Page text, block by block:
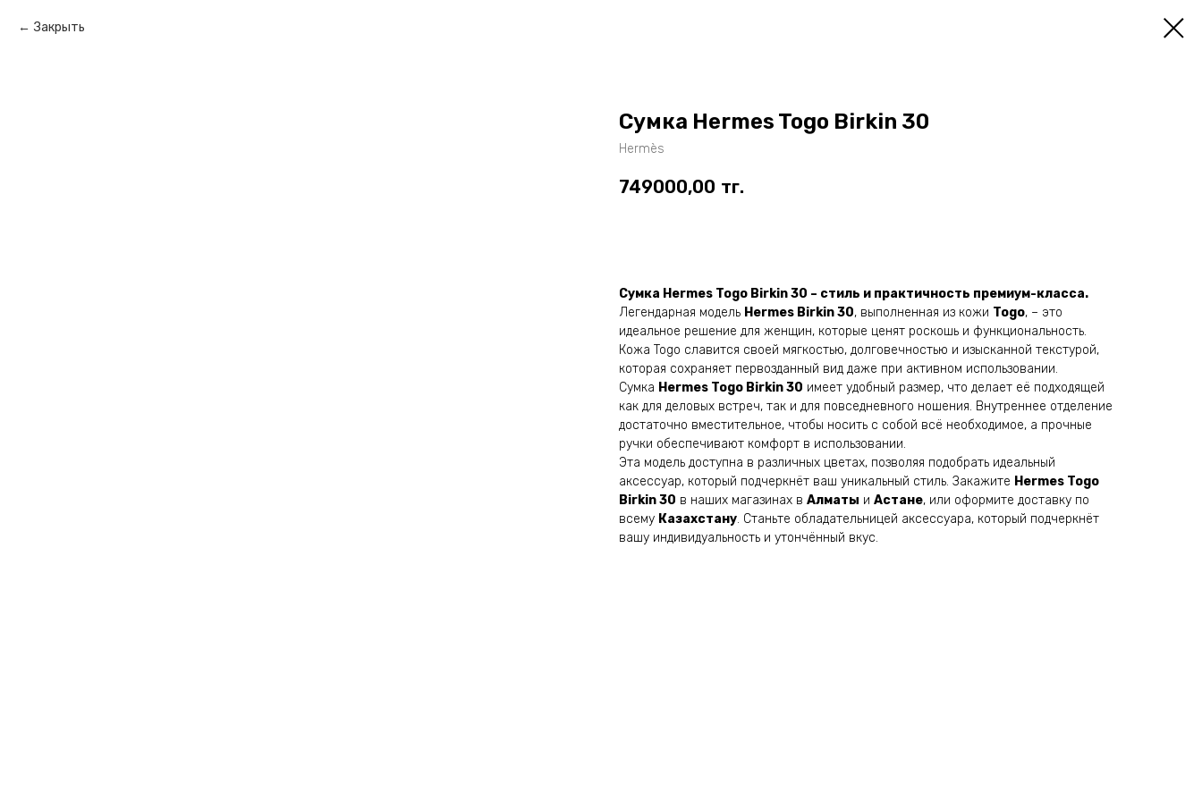
Закрыть
Сумка Hermes Togo Birkin 30
Hermès
749000,00 тг.
Сумка Hermes Togo Birkin 30 – стиль и практичность премиум-класса.
Легендарная модель Hermes Birkin 30, выполненная из кожи Togo, – это
идеальное решение для женщин, которые ценят роскошь и функциональность.
Кожа Togo славится своей мягкостью, долговечностью и изысканной текстурой,
которая сохраняет первозданный вид даже при активном использовании.
Сумка Hermes Togo Birkin 30 имеет удобный размер, что делает её подходящей
как для деловых встреч, так и для повседневного ношения. Внутреннее отделение
достаточно вместительное, чтобы носить с собой всё необходимое, а прочные
ручки обеспечивают комфорт в использовании.
Эта модель доступна в различных цветах, позволяя подобрать идеальный
аксессуар, который подчеркнёт ваш уникальный стиль. Закажите Hermes Togo
Birkin 30 в наших магазинах в Алматы и Астане, или оформите доставку по
всему Казахстану. Станьте обладательницей аксессуара, который подчеркнёт
вашу индивидуальность и утончённый вкус.